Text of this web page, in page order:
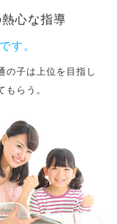
心な指導
す。
の子は上位を目指し
らう。